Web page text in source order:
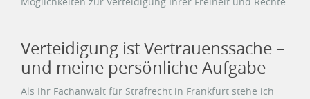
Verteidigung ist Vertrauenssache –
und meine persönliche Aufgabe
Als Ihr Fachanwalt für Strafrecht in Frankfurt stehe ich